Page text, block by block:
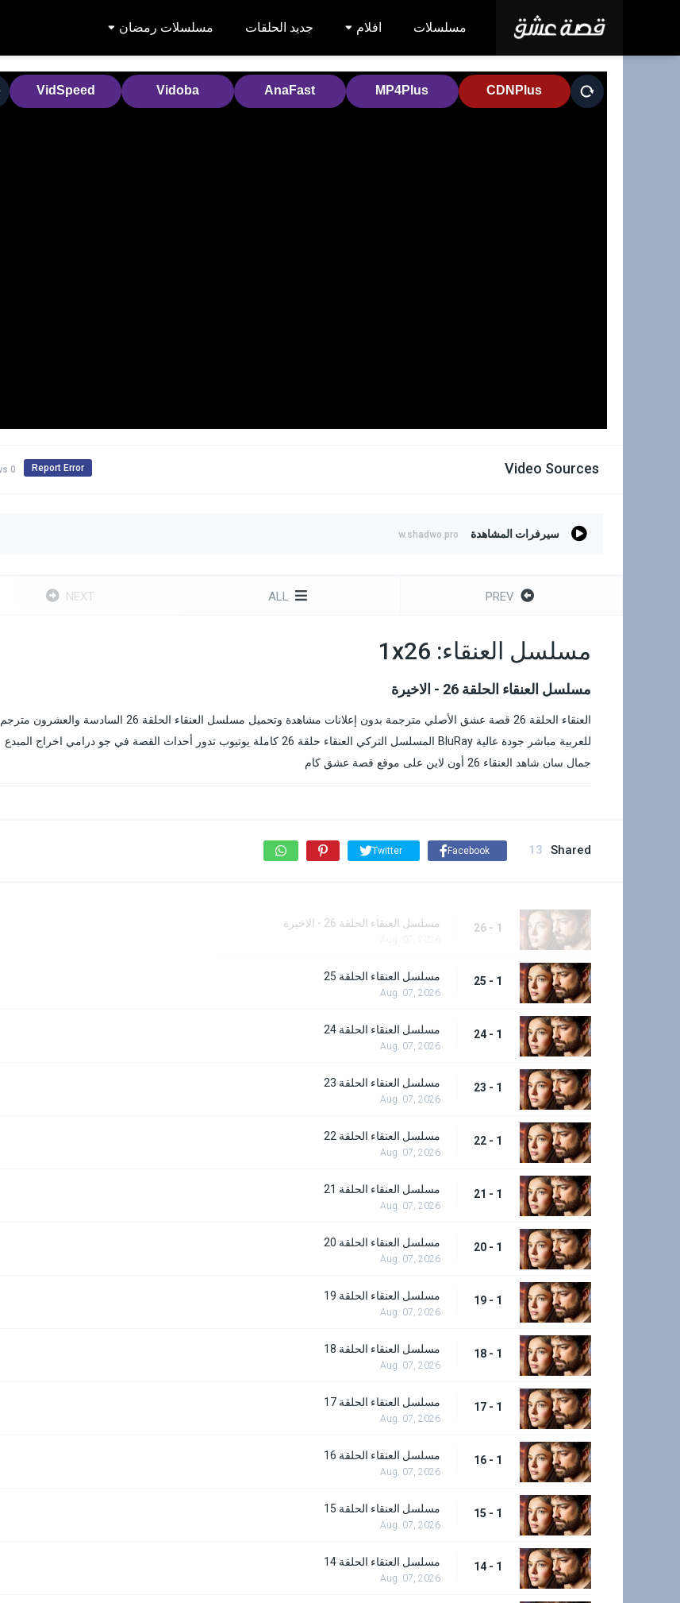
مسلسلات افلام جديد الحلقات مسلسلات رمضان
Video Sources
0 Views Report Error
سيرفرات المشاهدة w.shadwo.pro
PREV
ALL
NEXT
مسلسل العنقاء: 1x26
مسلسل العنقاء الحلقة 26 - الاخيرة
العنقاء الحلقة 26 قصة عشق الأصلي مترجمة بدون إعلانات مشاهدة وتحميل مسلسل العنقاء الحلقة 26 السادسة والعشرون مترجم
للعربية مباشر جودة عالية BluRay المسلسل التركي العنقاء حلقة 26 كاملة يوتيوب تدور أحداث القصة في جو درامي اخراج المبدع
جمال سان شاهد العنقاء 26 أون لاين على موقع قصة عشق كام
Shared
13
Facebook
Twitter
1 - 26 مسلسل العنقاء الحلقة 26 - الاخيرة
1 - 25 مسلسل العنقاء الحلقة 25
Aug. 07, 2026
1 - 24 مسلسل العنقاء الحلقة 24
Aug. 07, 2026
1 - 23 مسلسل العنقاء الحلقة 23
Aug. 07, 2026
1 - 22 مسلسل العنقاء الحلقة 22
Aug. 07, 2026
1 - 21 مسلسل العنقاء الحلقة 21
Aug. 07, 2026
1 - 20 مسلسل العنقاء الحلقة 20
Aug. 07, 2026
1 - 19 مسلسل العنقاء الحلقة 19
Aug. 07, 2026
1 - 18 مسلسل العنقاء الحلقة 18
Aug. 07, 2026
1 - 17 مسلسل العنقاء الحلقة 17
Aug. 07, 2026
1 - 16 مسلسل العنقاء الحلقة 16
Aug. 07, 2026
1 - 15 مسلسل العنقاء الحلقة 15
Aug. 07, 2026
1 - 14 مسلسل العنقاء الحلقة 14
Aug. 07, 2026